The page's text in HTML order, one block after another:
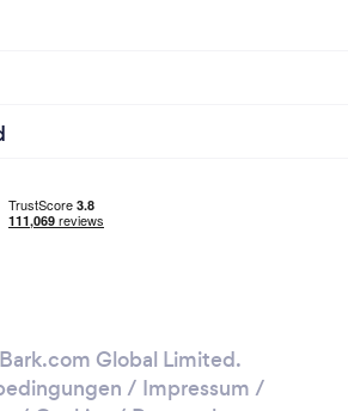
Global Limited.
/ Impressum /